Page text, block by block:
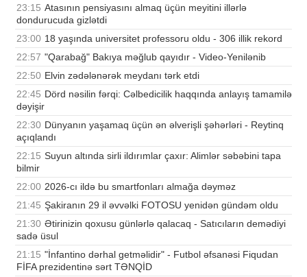
23:15 Atasının pensiyasını almaq üçün meyitini illərlə
dondurucuda gizlətdi
23:00 18 yaşında universitet professoru oldu - 306 illik rekord
22:57 "Qarabağ" Bakıya məğlub qayıdır - Video-Yenilənib
22:50 Elvin zədələnərək meydanı tərk etdi
22:45 Dörd nəsilin fərqi: Cəlbedicilik haqqında anlayış tamamilə
dəyişir
22:30 Dünyanın yaşamaq üçün ən əlverişli şəhərləri - Reytinq
açıqlandı
22:15 Suyun altında sirli ildırımlar çaxır: Alimlər səbəbini tapa
bilmir
22:00 2026-cı ildə bu smartfonları almağa dəyməz
21:45 Şakiranın 29 il əvvəlki FOTOSU yenidən gündəm oldu
21:30 Ətirinizin qoxusu günlərlə qalacaq - Satıcıların demədiyi
sadə üsul
21:15 "İnfantino dərhal getməlidir" - Futbol əfsanəsi Fiqudan
FİFA prezidentinə sərt TƏNQİD